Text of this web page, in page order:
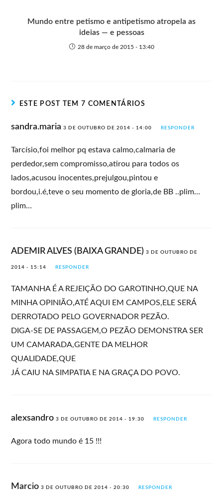
Mundo entre petismo e antipetismo atropela as
ideias — e pessoas
28 de março de 2015 - 13:40
ESTE POST TEM 7 COMENTÁRIOS
sandra.maria3 DE OUTUBRO DE 2014 - 14:00 RESPONDER
Tarcísio,foi melhor pq estava calmo,calmaria de
perdedor,sem compromisso,atirou para todos os
lados,acusou inocentes,prejulgou,pintou e
bordou,i.é,teve o seu momento de gloria,de BB ..plim…
plim…
ADEMIR ALVES (BAIXA GRANDE)3 DE OUTUBRO DE
2014 - 15:14 RESPONDER
TAMANHA É A REJEIÇÃO DO GAROTINHO,QUE NA
MINHA OPINIÃO,ATÉ AQUI EM CAMPOS,ELE SERÁ
DERROTADO PELO GOVERNADOR PEZÃO.
DIGA-SE DE PASSAGEM,O PEZÃO DEMONSTRA SER
UM CAMARADA,GENTE DA MELHOR
QUALIDADE,QUE
JÁ CAIU NA SIMPATIA E NA GRAÇA DO POVO.
alexsandro3 DE OUTUBRO DE 2014 - 19:30 RESPONDER
Agora todo mundo é 15 !!!
Marcio3 DE OUTUBRO DE 2014 - 20:30 RESPONDER